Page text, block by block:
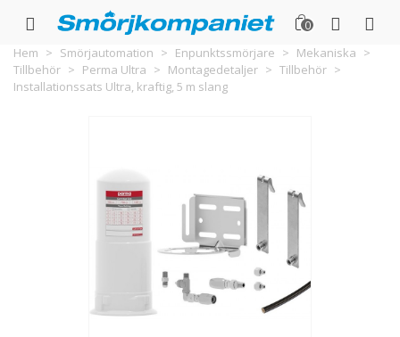
0
Hem > Smörjautomation > Enpunktssmörjare > Mekaniska >
Tillbehör > Perma Ultra > Montagedetaljer > Tillbehör >
Installationssats Ultra, kraftig, 5 m slang